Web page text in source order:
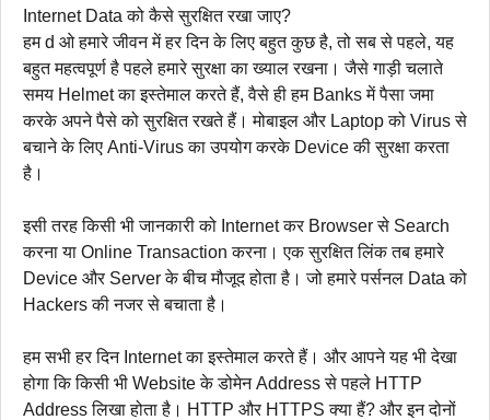
Internet Data को कैसे सुरक्षित रखा जाए?
हम d ओ हमारे जीवन में हर दिन के लिए बहुत कुछ है, तो सब से पहले, यह
बहुत महत्वपूर्ण है पहले हमारे सुरक्षा का ख्याल रखना। जैसे गाड़ी चलाते
समय Helmet का इस्तेमाल करते हैं, वैसे ही हम Banks में पैसा जमा
करके अपने पैसे को सुरक्षित रखते हैं। मोबाइल और Laptop को Virus से
बचाने के लिए Anti-Virus का उपयोग करके Device की सुरक्षा करता
है।
इसी तरह किसी भी जानकारी को Internet कर Browser से Search
करना या Online Transaction करना। एक सुरक्षित लिंक तब हमारे
Device और Server के बीच मौजूद होता है। जो हमारे पर्सनल Data को
Hackers की नजर से बचाता है।
हम सभी हर दिन Internet का इस्तेमाल करते हैं। और आपने यह भी देखा
होगा कि किसी भी Website के डोमेन Address से पहले HTTP
Address लिखा होता है। HTTP और HTTPS क्या हैं? और इन दोनों